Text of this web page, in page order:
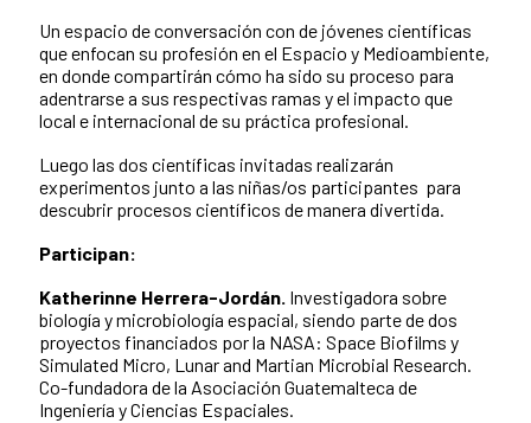
Un espacio de conversación con de jóvenes científicas
que enfocan su profesión en el Espacio y Medioambiente,
en donde compartirán cómo ha sido su proceso para
adentrarse a sus respectivas ramas y el impacto que
local e internacional de su práctica profesional.
Luego las dos científicas invitadas realizarán
experimentos junto a las niñas/os participantes para
descubrir procesos científicos de manera divertida.
Participan:
Katherinne Herrera-Jordán. Investigadora sobre
biología y microbiología espacial, siendo parte de dos
proyectos financiados por la NASA: Space Biofilms y
Simulated Micro, Lunar and Martian Microbial Research.
Co-fundadora de la Asociación Guatemalteca de
Ingeniería y Ciencias Espaciales.